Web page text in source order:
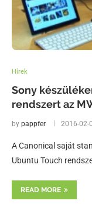
Hírek
Sony
rendszert az
by pappfer 2016-02-
A Canonical saját
Ubuntu Touch
READ MORE